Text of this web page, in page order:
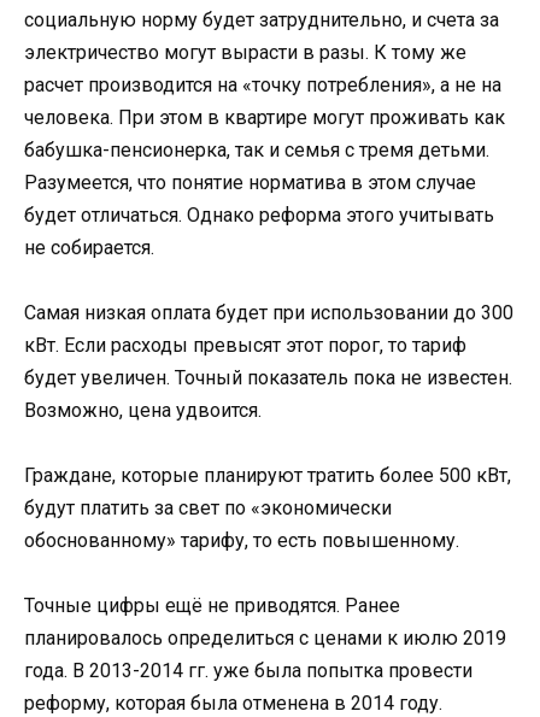
социальную норму будет затруднительно, и счета за
электричество могут вырасти в разы. К тому же
расчет производится на «точку потребления», а не на
человека. При этом в квартире могут проживать как
бабушка-пенсионерка, так и семья с тремя детьми.
Разумеется, что понятие норматива в этом случае
будет отличаться. Однако реформа этого учитывать
не собирается.
Самая низкая оплата будет при использовании до 300
кВт. Если расходы превысят этот порог, то тариф
будет увеличен. Точный показатель пока не известен.
Возможно, цена удвоится.
Граждане, которые планируют тратить более 500 кВт,
будут платить за свет по «экономически
обоснованному» тарифу, то есть повышенному.
Точные цифры ещё не приводятся. Ранее
планировалось определиться с ценами к июлю 2019
года. В 2013-2014 гг. уже была попытка провести
реформу, которая была отменена в 2014 году.